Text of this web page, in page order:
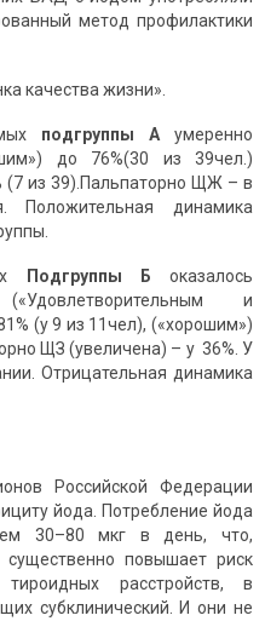
метод профилактики
качества жизни».
подгруппы Аумеренно
до 76%(30 из 39чел.)
(7 из 39).Пальпаторно ЩЖ – в
динамика
Подгруппы Б оказалось
и
(у 9 из 11чел), («хорошим»)
ЩЗ (увеличена) – у 36%. У
Отрицательная динамика
Российской Федерации
йода. Потребление йода
30–80 мкг в день, что,
существенно повышает риск
расстройств, в
субклинический. И они не